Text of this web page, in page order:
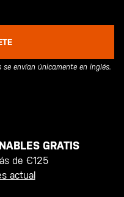
se envían únicamente en inglés.
GRATIS
de €125
actual